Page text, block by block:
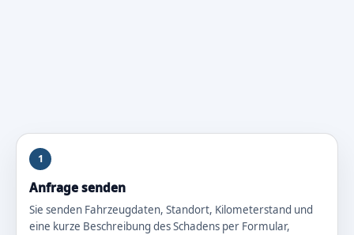
1
Anfrage senden
Sie senden Fahrzeugdaten, Standort, Kilometerstand und
eine kurze Beschreibung des Schadens per Formular,